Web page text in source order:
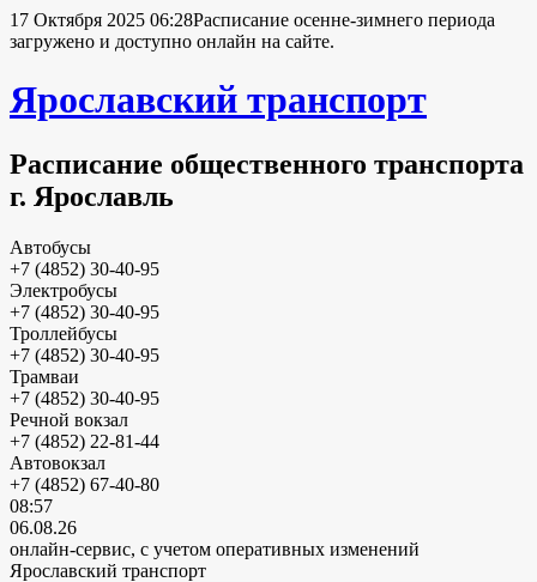
17 Октября 2025 06:28Расписание осенне-зимнего периода
загружено и доступно онлайн на сайте.
Ярославский транспорт
Расписание общественного транспорта
г. Ярославль
Автобусы
+7 (4852) 30-40-95
Электробусы
+7 (4852) 30-40-95
Троллейбусы
+7 (4852) 30-40-95
Трамваи
+7 (4852) 30-40-95
Речной вокзал
+7 (4852) 22-81-44
Автовокзал
+7 (4852) 67-40-80
08:57
06.08.26
онлайн-сервис, с учетом оперативных изменений
Ярославский транспорт